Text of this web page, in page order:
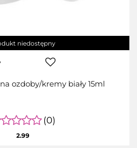
niedostępny
ozdoby/kremy biały 15ml
(0)
2.99